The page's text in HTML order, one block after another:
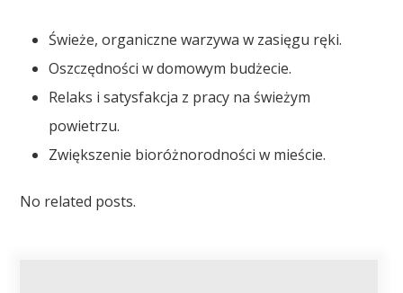
Świeże, organiczne warzywa w zasięgu ręki.
Oszczędności w domowym budżecie.
Relaks i satysfakcja z pracy na świeżym
powietrzu.
Zwiększenie bioróżnorodności w mieście.
No related posts.